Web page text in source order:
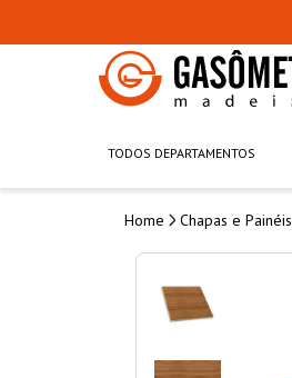
TODOS DEPARTAMENTOS
Chapas e Painéis